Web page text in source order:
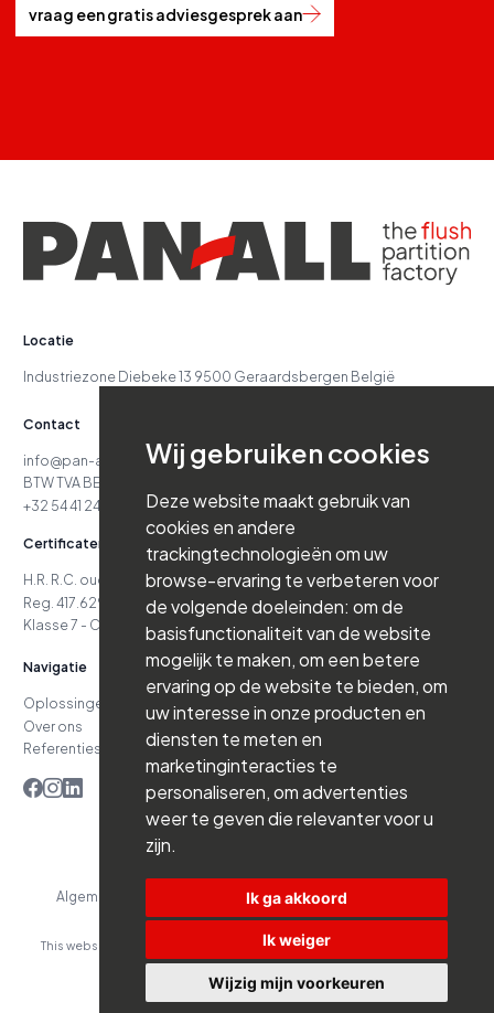
Wij gebruiken cookies
Deze website maakt gebruik van
cookies en andere
trackingtechnologieën om uw
browse-ervaring te verbeteren voor
de volgende doeleinden: om de
basisfunctionaliteit van de website
mogelijk te maken,om een betere
ervaring op de website te bieden,om
uw interesse in onze producten en
diensten te meten en
marketinginteracties te
personaliseren,om advertenties
weer te geven die relevanter voor u
zijn.
Ik ga akkoord
Ik weiger
Wijzig mijn voorkeuren
vraag een gratis adviesgesprek aan
Locatie
Industriezone Diebeke 13 9500 Geraardsbergen België
Contact
info@pan-all.be
BTW TVA BE 417.629.738
+32 54 41 24 71
Certificaten
H.R. R.C. oud. 24.151
Reg. 417.629.738-06.16.03
Klasse 7 - Cat.D4 - Klasse 7 - Cat.D5
Navigatie
Oplossingen
Over ons
Referenties
Contact
Algemene voorwaarden PrivacybeleidWebsite by Branderij
This website is developed with the support of: